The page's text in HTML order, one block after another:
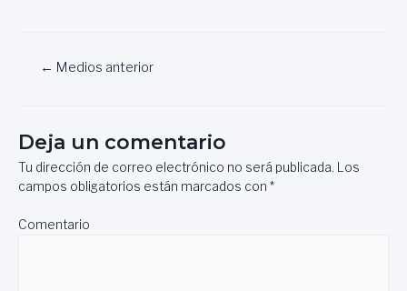
Navegación
← Medios anterior
Deja un comentario
Tu dirección de correo electrónico no será publicada. Los
campos obligatorios están marcados con *
Comentario